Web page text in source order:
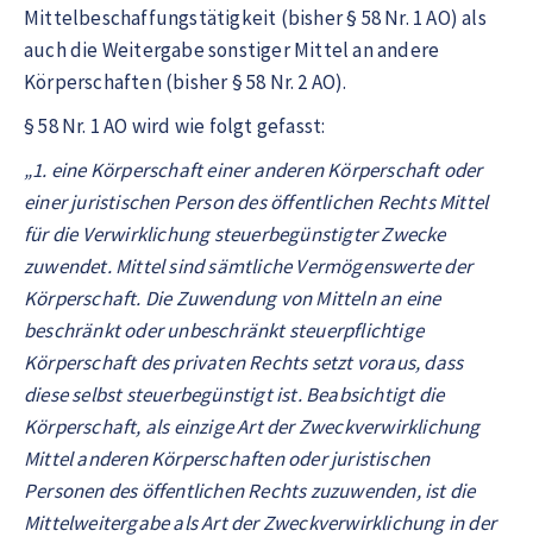
Mittelbeschaffungstätigkeit (bisher § 58 Nr. 1 AO) als
auch die Weitergabe sonstiger Mittel an andere
Körperschaften (bisher § 58 Nr. 2 AO).
§ 58 Nr. 1 AO wird wie folgt gefasst:
„1. eine Körperschaft einer anderen Körperschaft oder
einer juristischen Person des öffentlichen Rechts Mittel
für die Verwirklichung steuerbegünstigter Zwecke
zuwendet. Mittel sind sämtliche Vermögenswerte der
Körperschaft. Die Zuwendung von Mitteln an eine
beschränkt oder unbeschränkt steuerpflichtige
Körperschaft des privaten Rechts setzt voraus, dass
diese selbst steuerbegünstigt ist. Beabsichtigt die
Körperschaft, als einzige Art der Zweckverwirklichung
Mittel anderen Körperschaften oder juristischen
Personen des öffentlichen Rechts zuzuwenden, ist die
Mittelweitergabe als Art der Zweckverwirklichung in der